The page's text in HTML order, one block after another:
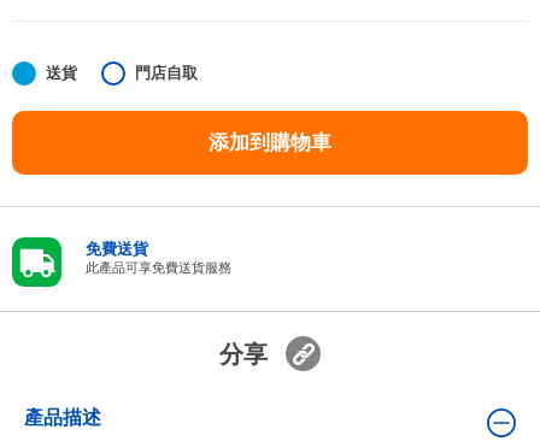
盲盒
人氣角色
生活精品
送貨 門店自取
添加到購物車
免費送貨
此產品可享免費送貨服務
分享
產品描述